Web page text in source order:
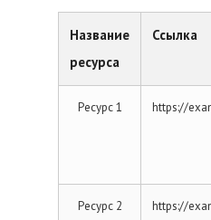
Название
ресурса
Ссылка
Ресурс 1 https://
Ресурс 2 https://